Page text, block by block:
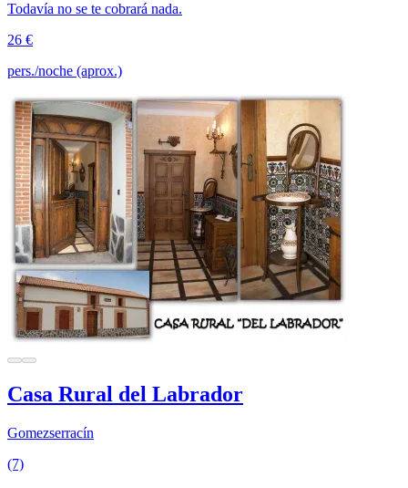
Todavía no se te cobrará nada.
26 €
pers./noche (aprox.)
Casa Rural del Labrador
Gomezserracín
(7)